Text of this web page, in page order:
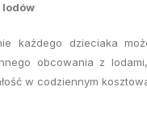
lodów
każdego dzieciaka
obcowania z
w codziennym